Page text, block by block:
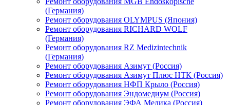
(Германия)
Ремонт оборудования OLYMPUS (Япония)
Ремонт оборудования RICHARD WOLF
(Германия)
Ремонт оборудования RZ Medizintechnik
(Германия)
Ремонт оборудования Азимут (Россия)
Ремонт оборудования Азимут Плюс НТК (Россия)
Ремонт оборудования НФП Крыло (Россия)
Ремонт оборудования Эндомедиум (Россия)
Ремонт оборудования ЭФА Медика (Россия)